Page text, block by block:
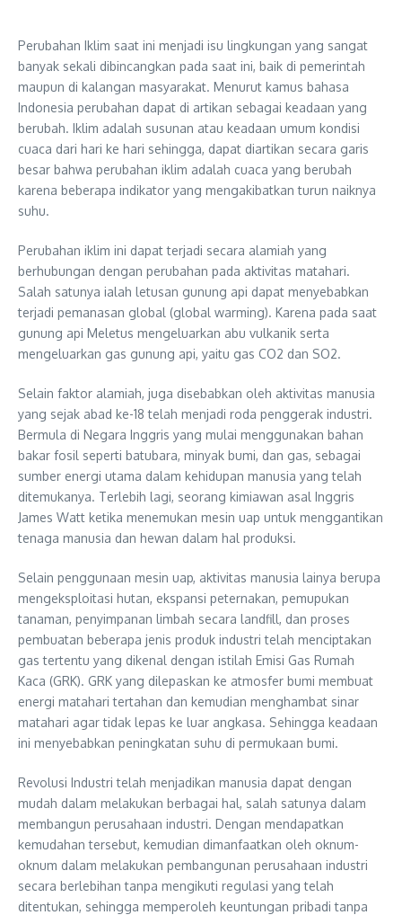
Perubahan Iklim saat ini menjadi isu lingkungan yang sangat
banyak sekali dibincangkan pada saat ini, baik di pemerintah
maupun di kalangan masyarakat. Menurut kamus bahasa
Indonesia perubahan dapat di artikan sebagai keadaan yang
berubah. Iklim adalah susunan atau keadaan umum kondisi
cuaca dari hari ke hari sehingga, dapat diartikan secara garis
besar bahwa perubahan iklim adalah cuaca yang berubah
karena beberapa indikator yang mengakibatkan turun naiknya
suhu.
Perubahan iklim ini dapat terjadi secara alamiah yang
berhubungan dengan perubahan pada aktivitas matahari.
Salah satunya ialah letusan gunung api dapat menyebabkan
terjadi pemanasan global (global warming). Karena pada saat
gunung api Meletus mengeluarkan abu vulkanik serta
mengeluarkan gas gunung api, yaitu gas CO2 dan SO2.
Selain faktor alamiah, juga disebabkan oleh aktivitas manusia
yang sejak abad ke-18 telah menjadi roda penggerak industri.
Bermula di Negara Inggris yang mulai menggunakan bahan
bakar fosil seperti batubara, minyak bumi, dan gas, sebagai
sumber energi utama dalam kehidupan manusia yang telah
ditemukanya. Terlebih lagi, seorang kimiawan asal Inggris
James Watt ketika menemukan mesin uap untuk menggantikan
tenaga manusia dan hewan dalam hal produksi.
Selain penggunaan mesin uap, aktivitas manusia lainya berupa
mengeksploitasi hutan, ekspansi peternakan, pemupukan
tanaman, penyimpanan limbah secara landfill, dan proses
pembuatan beberapa jenis produk industri telah menciptakan
gas tertentu yang dikenal dengan istilah Emisi Gas Rumah
Kaca (GRK). GRK yang dilepaskan ke atmosfer bumi membuat
energi matahari tertahan dan kemudian menghambat sinar
matahari agar tidak lepas ke luar angkasa. Sehingga keadaan
ini menyebabkan peningkatan suhu di permukaan bumi.
Revolusi Industri telah menjadikan manusia dapat dengan
mudah dalam melakukan berbagai hal, salah satunya dalam
membangun perusahaan industri. Dengan mendapatkan
kemudahan tersebut, kemudian dimanfaatkan oleh oknum-
oknum dalam melakukan pembangunan perusahaan industri
secara berlebihan tanpa mengikuti regulasi yang telah
ditentukan, sehingga memperoleh keuntungan pribadi tanpa